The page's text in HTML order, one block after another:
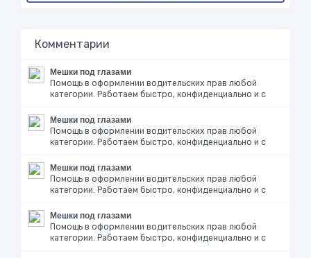
Комментарии
Мешки под глазами
Помощь в оформлении водительских прав любой
категории. Работаем быстро, конфиденциально и с
Мешки под глазами
Помощь в оформлении водительских прав любой
категории. Работаем быстро, конфиденциально и с
Мешки под глазами
Помощь в оформлении водительских прав любой
категории. Работаем быстро, конфиденциально и с
Мешки под глазами
Помощь в оформлении водительских прав любой
категории. Работаем быстро, конфиденциально и с